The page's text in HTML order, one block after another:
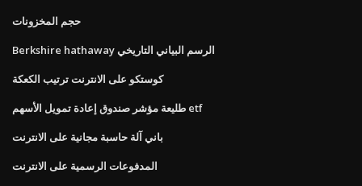
حجم المخزونات
Berkshire hathaway الرسم البياني التاريخي
كوستكو على الانترنت ترتيب الكعكة
طليعة مؤشر صندوق إعادة تمويل الأسهم etf
باني آلة حاسبة مجانية على الانترنت
المدفوعات الرسمية على الانترنت